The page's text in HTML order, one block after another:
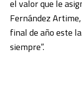
el valor que le
Fernández
final de año este
siempre”.